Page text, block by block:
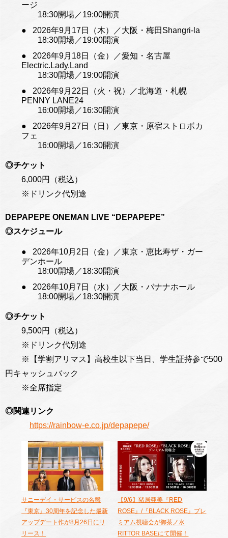
ージ
18:30開場／19:00開演
2026年9月17日（木）／大阪・梅田Shangri-la
18:30開場／19:00開演
2026年9月18日（金）／愛知・名古屋
Electric.Lady.Land
18:30開場／19:00開演
2026年9月22日（火・祝）／北海道・札幌
PENNY LANE24
16:00開場／16:30開演
2026年9月27日（日）／東京・原宿ストロボカ
フェ
16:00開場／16:30開演
◎チケット
6,000円（税込）
※ドリンク代別途
DEPAPEPE ONEMAN LIVE “DEPAPEPE”
◎スケジュール
2026年10月2日（金）／東京・恵比寿ザ・ガー
デンホール
18:00開場／18:30開演
2026年10月7日（水）／大阪・バナナホール
18:00開場／18:30開演
◎チケット
9,500円（税込）
※ドリンク代別途
※【学割アリマス】高校生以下当日、学生証持参で500
円キャッシュバック
※全席指定
◎関連リンク
https://rainbow-e.co.jp/depapepe/
サニーデイ・サービスの名盤
『東京』30周年を記念した最新
アップデート作が8月26日にリ
リース！
【9/6】猪居亜美『RED
ROSE』/『BLACK ROSE』プレ
ミアム視聴会が御茶ノ水
RITTOR BASEにて開催！